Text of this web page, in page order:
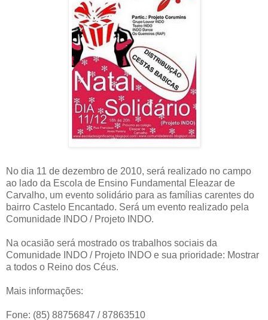
No dia 11 de dezembro de 2010, será realizado no campo
ao lado da Escola de Ensino Fundamental Eleazar de
Carvalho, um evento solidário para as famílias carentes do
bairro Castelo Encantado. Será um evento realizado pela
Comunidade INDO / Projeto INDO.
Na ocasião será mostrado os trabalhos sociais da
Comunidade INDO / Projeto INDO e sua prioridade: Mostrar
a todos o Reino dos Céus.
Mais informações:
Fone: (85) 88756847 / 87863510